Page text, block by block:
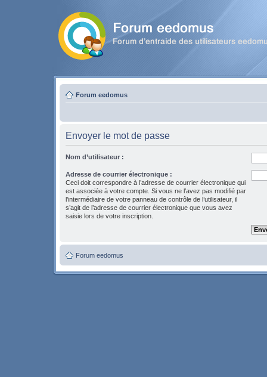
Forum eedomus
Envoyer le mot de passe
Nom d’utilisateur :
Adresse de courrier électronique :
Ceci doit correspondre à l’adresse de courrier électronique qui
est associée à votre compte. Si vous ne l’avez pas modifié par
l’intermédiaire de votre panneau de contrôle de l’utilisateur, il
s’agit de l’adresse de courrier électronique que vous avez
saisie lors de votre inscription.
Forum eedomus